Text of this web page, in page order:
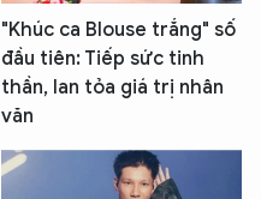
"Khúc ca Blouse trắng" số
đầu tiên: Tiếp sức tinh
thần, lan tỏa giá trị nhân
văn